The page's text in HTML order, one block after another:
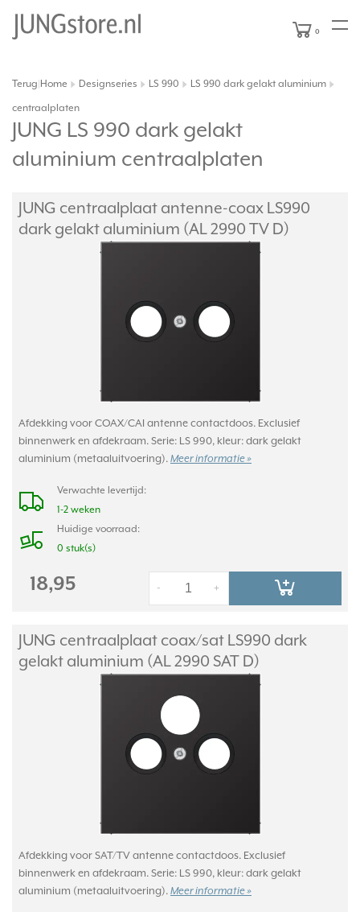
0
Terug Home Designseries LS 990
LS 990 dark gelakt aluminium
centraalplaten
JUNG LS 990 dark gelakt
aluminium centraalplaten
JUNG centraalplaat antenne-coax LS990
dark gelakt aluminium (AL 2990 TV D)
Afdekking voor COAX/CAI antenne contactdoos. Exclusief
binnenwerk en afdekraam. Serie: LS 990, kleur: dark gelakt
aluminium (metaaluitvoering). Meer informatie »
Verwachte levertijd:
1-2 weken
Huidige voorraad:
0 stuk(s)
18,95 +
-
JUNG centraalplaat coax/sat LS990 dark
gelakt aluminium (AL 2990 SAT D)
Afdekking voor SAT/TV antenne contactdoos. Exclusief
binnenwerk en afdekraam. Serie: LS 990, kleur: dark gelakt
aluminium (metaaluitvoering). Meer informatie »